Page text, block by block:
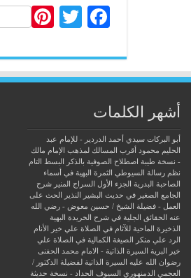
Fa
bo
ok
T
tte
r
er
es
أشهر الكلمات
أبو البركات سيدي أحمد الدردير - للإمام عبد
الحليم محمود
أقرب المسالك لمذهب الإمام مالك
- نسخة طيبة اصطلاح الصوفية بالذكر
البسط التام
نظم رسالة السيوطي
الثمرة البهية في أسماء
الصاحبة البدرية
الجزء الأول السراج المنير شرح
الجامع الصغير في حديث البشير النذير
الحث على
العمل - فضيلة الشيخ / حسين معوض - رضي الله
عنه
الحقائق الجلية في شرح الخريدة البهية
الذخيرة الماحية للآثام في الصلاة علي خير الأنام
الرد علي منكر الصيغة الكمالية في الصلاة علي
خير البرية
السيرة الذاتية - الامام محمد الحفنى
رضوان الله عليه
السيرة الذاتية لفضيلة الدكتور /
العجمي الدمنهوري
السيوف الحداد - نسخة حديثة